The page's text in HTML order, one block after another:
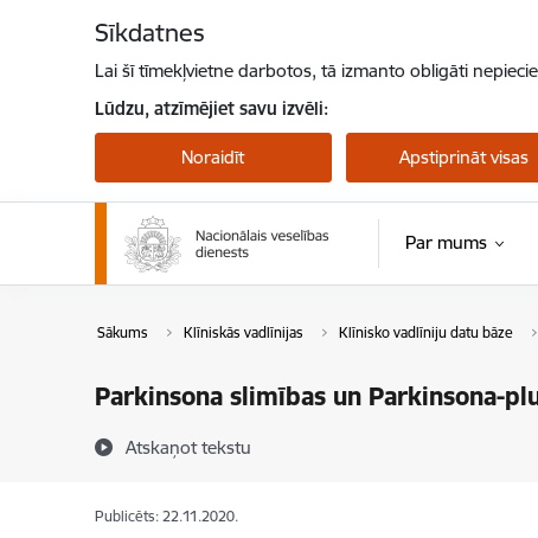
Sīkdatnes
Lai šī tīmekļvietne darbotos, tā izmanto obligāti
Lūdzu, atzīmējiet savu izvēli:
Noraidīt Apstiprināt visas
Par mums
Sākums Klīniskās vadlīnijas Klīnisko vadlīniju datu bāze
Parkinsona slimības un Parkinsona-
Atskaņot tekstu
Publicēts: 22.11.2020.